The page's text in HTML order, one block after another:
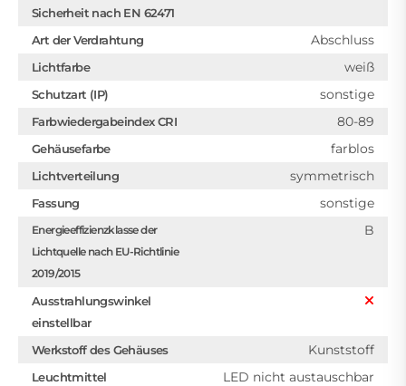
Sicherheit nach EN 62471
Art der Verdrahtung Abschluss
Lichtfarbe weiß
Schutzart (IP) sonstige
Farbwiedergabeindex CRI 80-89
Gehäusefarbe farblos
Lichtverteilung symmetrisch
Fassung sonstige
Energieeffizienzklasse der
Lichtquelle nach EU-Richtlinie
2019/2015
B
Ausstrahlungswinkel
einstellbar
Werkstoff des Gehäuses
Kunststoff
Leuchtmittel LED nicht austauschbar